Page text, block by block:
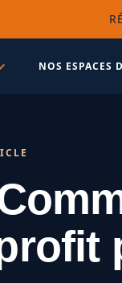
NOS ESPACES